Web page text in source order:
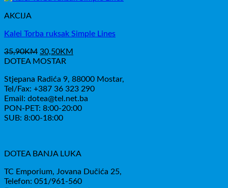
AKCIJA
Kalei Torba ruksak Simple Lines
35,90KM Izvorna
cijena
je:
35,90KM.
30,50KM
30,50KM.
DOTEA MOSTAR
Stjepana Radića 9, 88000 Mostar,
Tel/Fax: +387 36 323 290
Email: dotea@tel.net.ba
PON-PET: 8:00-20:00
SUB: 8:00-18:00
DOTEA BANJA LUKA
TC Emporium, Jovana Dučića 25,
Telefon: 051/961-560